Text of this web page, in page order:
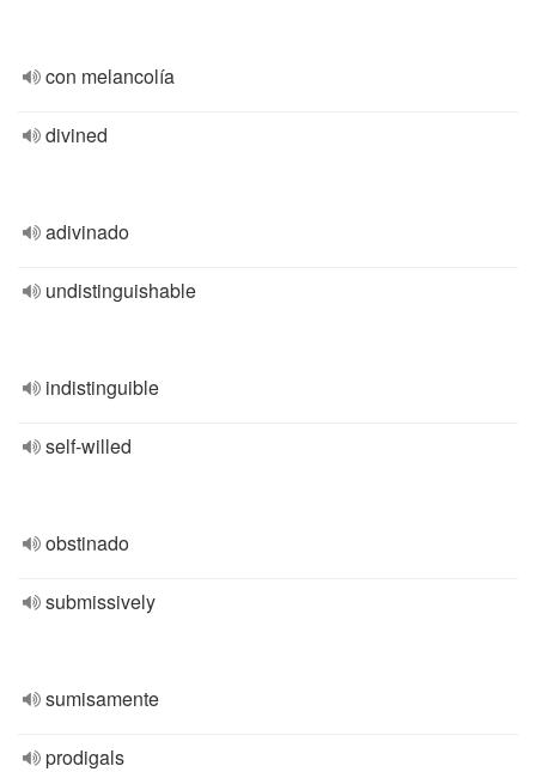
con melancolía
divined
adivinado
undistinguishable
indistinguible
self-willed
obstinado
submissively
sumisamente
prodigals